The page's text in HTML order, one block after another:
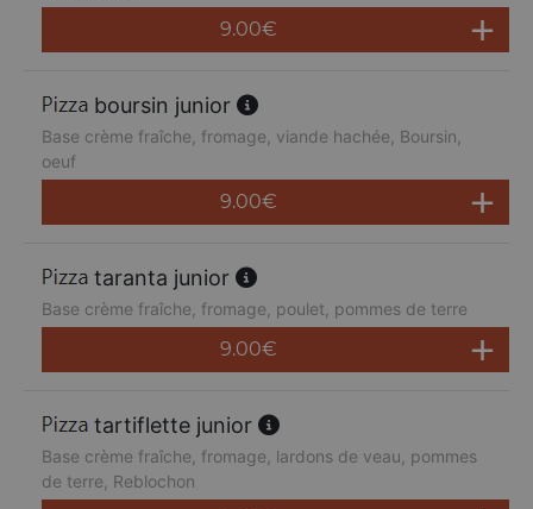
9.00€
boursin junior
Base crème fraîche, fromage, viande hachée, Boursin,
oeuf
9.00€
taranta junior
Base crème fraîche, fromage, poulet, pommes de terre
9.00€
tartiflette junior
Base crème fraîche, fromage, lardons de veau, pommes
de terre, Reblochon